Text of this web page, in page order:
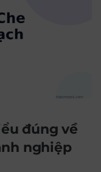
đúng về
nghiệp